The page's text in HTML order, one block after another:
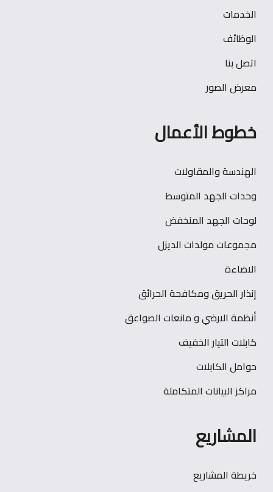
الخدمات
الوظائف
اتصل بنا
معرض الصور
خطوط الأعمال
الهندسة والمقاولات
وحدات الجهد المتوسط
لوحات الجهد المنخفض
مجموعات مولدات الديزل
الاضاءة
إنذار الحريق ومكافحة الحرائق
أنظمة الارضي و مانعات الصواعق
كابلات التيار الخفيف
حوامل الكابلات
مراكز البيانات المتكاملة
المشاريع
خريطة المشاريع